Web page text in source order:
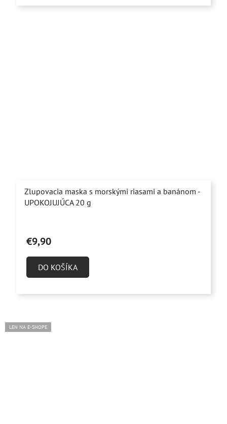
Zlupovacia maska s morskými riasami a banánom -
UPOKOJUJÚCA 20 g
hodnotenie
produktu
4,5
€9,90
DO KOŠÍKA
LEN NA E-SHOPE